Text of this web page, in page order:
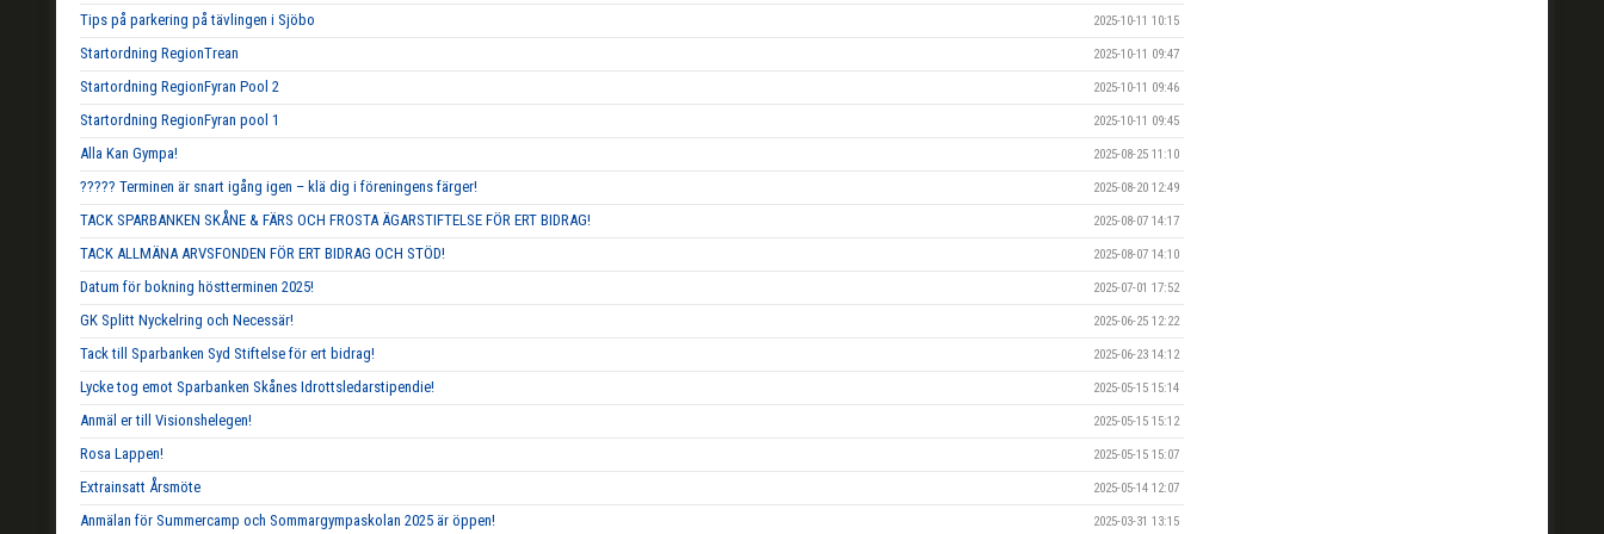
Tips på parkering på tävlingen i Sjöbo 2025-10-11 10:15
Startordning RegionTrean 2025-10-11 09:47
Startordning RegionFyran Pool 2 2025-10-11 09:46
Startordning RegionFyran pool 1 2025-10-11 09:45
Alla Kan Gympa! 2025-08-25 11:10
????? Terminen är snart igång igen – klä dig i föreningens färger! 2025-08-20 12:49
TACK SPARBANKEN SKÅNE & FÄRS OCH FROSTA ÄGARSTIFTELSE FÖR ERT BIDRAG! 2025-08-07 14:17
TACK ALLMÄNA ARVSFONDEN FÖR ERT BIDRAG OCH STÖD! 2025-08-07 14:10
Datum för bokning höstterminen 2025! 2025-07-01 17:52
GK Splitt Nyckelring och Necessär! 2025-06-25 12:22
Tack till Sparbanken Syd Stiftelse för ert bidrag! 2025-06-23 14:12
Lycke tog emot Sparbanken Skånes Idrottsledarstipendie! 2025-05-15 15:14
Anmäl er till Visionshelegen! 2025-05-15 15:12
Rosa Lappen! 2025-05-15 15:07
Extrainsatt Årsmöte 2025-05-14 12:07
Anmälan för Summercamp och Sommargympaskolan 2025 är öppen! 2025-03-31 13:15